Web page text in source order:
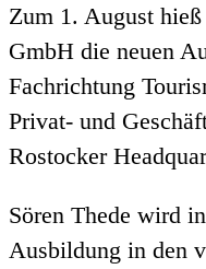
Zum 1. August
GmbH die neuen
Fachrichtung
Privat- und
Rostocker
Sören Thede wird
Ausbildung in den